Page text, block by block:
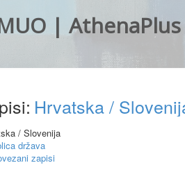
| AthenaPlus
Hrvatska /
/ Slovenija
država
zapisi